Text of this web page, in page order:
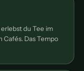
du Tee im
Cafés. Das Tempo